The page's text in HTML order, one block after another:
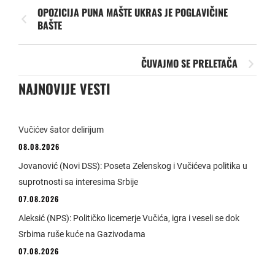
OPOZICIJA PUNA MAŠTE UKRAS JE POGLAVIČINE
BAŠTE
ČUVAJMO SE PRELETAČA
NAJNOVIJE VESTI
Vučićev šator delirijum
08.08.2026
Jovanović (Novi DSS): Poseta Zelenskog i Vučićeva politika u
suprotnosti sa interesima Srbije
07.08.2026
Aleksić (NPS): Političko licemerje Vučića, igra i veseli se dok
Srbima ruše kuće na Gazivodama
07.08.2026